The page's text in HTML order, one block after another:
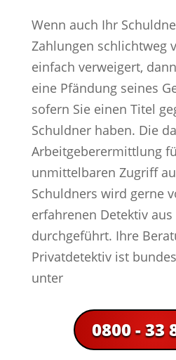
Wenn auch Ihr
Zahlungen schlichtweg
einfach verweigert,
eine Pfändung seines
sofern Sie einen Titel
Schuldner haben. Die
Arbeitgeberermittlung
unmittelbaren Zugriff
Schuldners wird gerne
erfahrenen Detektiv
durchgeführt. Ihre
Privatdetektiv ist
unter
0800 - 33